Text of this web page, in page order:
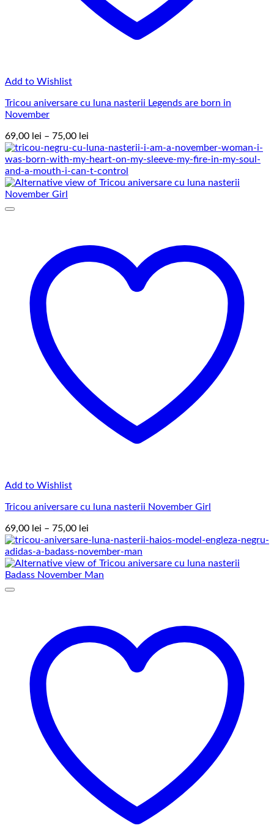
Add to Wishlist
Tricou aniversare cu luna nasterii Legends are born in
November
69,00 lei – 75,00 lei
de
prețuri:
69,00 lei
până
Add to Wishlist
Tricou aniversare cu luna nasterii November Girl
69,00 lei – 75,00 lei
de
prețuri:
69,00 lei
până